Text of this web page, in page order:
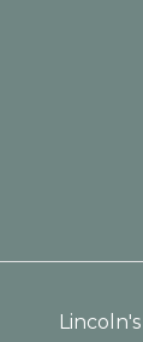
Lincoln's